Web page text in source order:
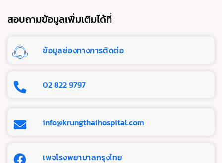
สอบถามข้อมูลเพิ่มเติมได้ที่
ข้อมูลช่องทางการติดต่อ
02 822 9797
info@krungthaihospital.com
เพจโรงพยาบาลกรุงไทย